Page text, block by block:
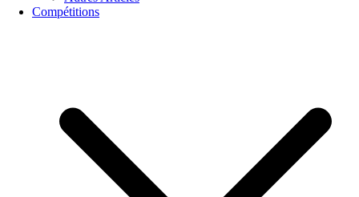
Compétitions